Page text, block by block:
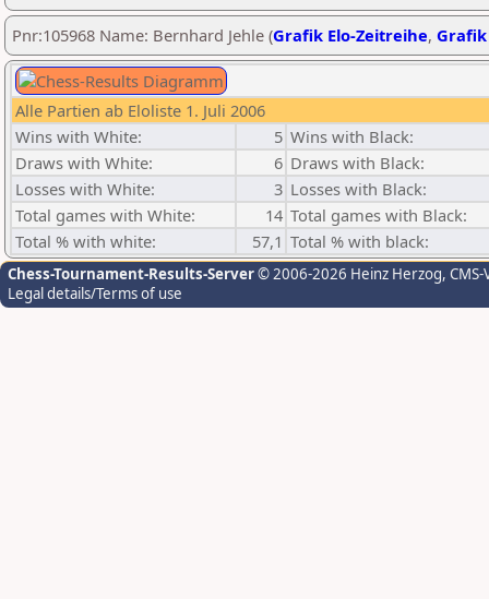
Pnr:105968 Name: Bernhard Jehle (Grafik Elo-Zeitreihe,
Alle Partien ab Eloliste 1. Juli 2006
Wins with White:
5 Wins with Black:
Draws with White:
6 Draws with Black:
Losses with White:
3 Losses with Black:
Total games with White:
14 Total games with Black:
Total % with white:
57,1 Total % with black:
Chess-Tournament-Results-Server© 2006-2026 Heinz Herzog,
Legal details/Terms of use